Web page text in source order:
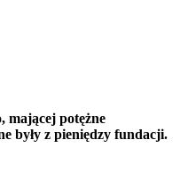
mającej potężne
były z pieniędzy fundacji.